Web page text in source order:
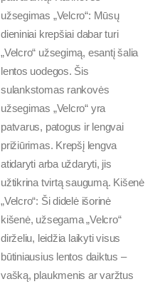
užsegimas „Velcro“: Mūsų
dieniniai krepšiai dabar turi
„Velcro“ užsegimą, esantį šalia
lentos uodegos. Šis
sulankstomas rankovės
užsegimas „Velcro“ yra
patvarus, patogus ir lengvai
prižiūrimas. Krepšį lengva
atidaryti arba uždaryti, jis
užtikrina tvirtą saugumą. Kišenė
„Velcro“: Ši didelė išorinė
kišenė, užsegama „Velcro“
dirželiu, leidžia laikyti visus
būtiniausius lentos daiktus –
vašką, plaukmenis ar varžtus